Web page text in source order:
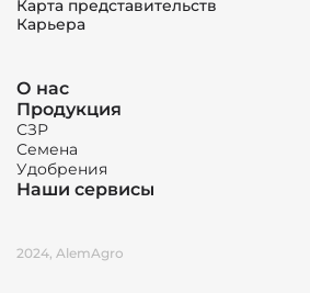
Карта представительств
Карьера
О нас
Продукция
СЗР
Семена
Удобрения
Наши сервисы
2024, AlemAgro